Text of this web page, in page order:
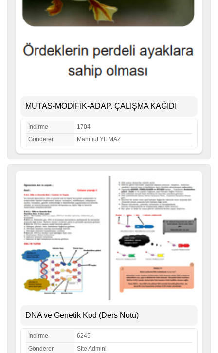
MUTAS-MODİFİK-ADAP. ÇALIŞMA KAĞIDI
İndirme
1704
Gönderen
Mahmut YILMAZ
DNA ve Genetik Kod (Ders Notu)
İndirme
6245
Gönderen
Site Admini